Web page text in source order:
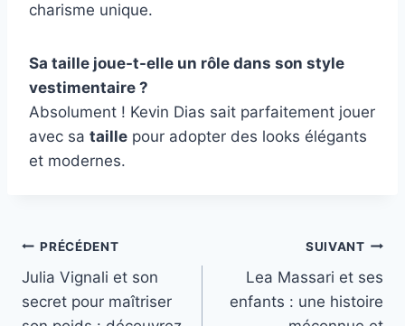
charisme unique.
Sa taille joue-t-elle un rôle dans son style
vestimentaire ?
Absolument ! Kevin Dias sait parfaitement jouer
avec sa taille pour adopter des looks élégants
et modernes.
Navigation
de
PRÉCÉDENT
Julia Vignali et son
secret pour maîtriser
SUIVANT
Lea Massari et ses
enfants : une histoire